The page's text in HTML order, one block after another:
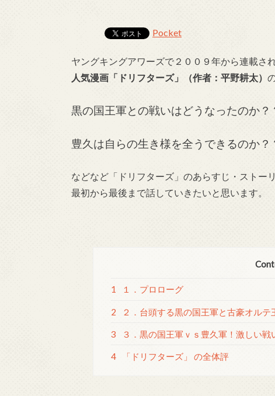
Pocket
ヤングキングアワーズで２００９年から連載さ
人気漫画「ドリフターズ」（作者：平野耕太）
黒の国王軍との戦いはどうなったのか？
豊久は自らの生き様を全うできるのか？
などなど「ドリフターズ」のあらすじ・ストー
最初から最後まで話していきたいと思います。
1 １．プロローグ
2 ２．台頭する黒の国王軍と古豪オルテ
3 ３．黒の国王軍ｖｓ豊久軍！激しい
4 「ドリフターズ」 の全体評